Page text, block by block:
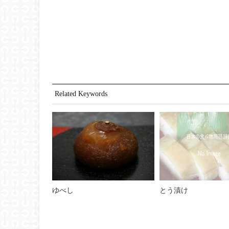
Related Keywords
ゆべし とう漬け